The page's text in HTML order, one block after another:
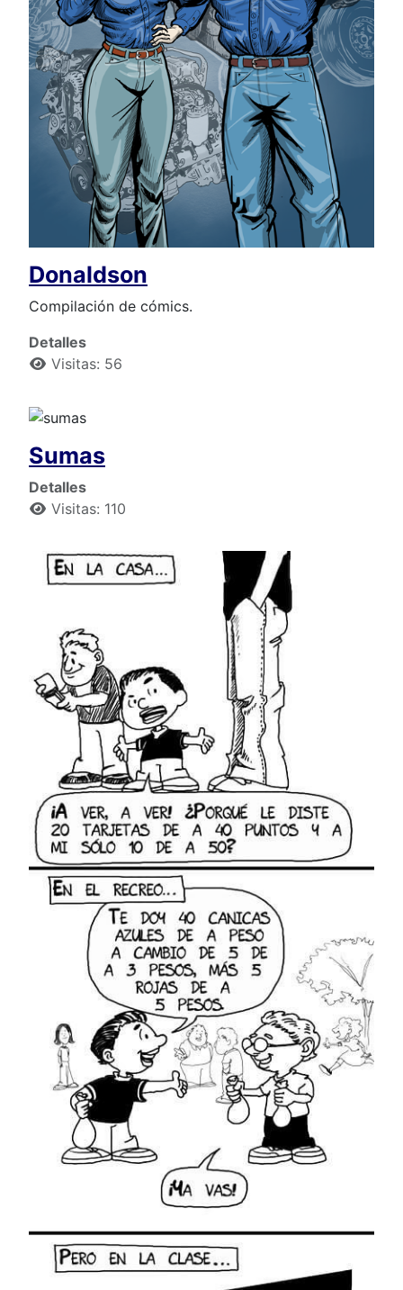
Donaldson
Compilación de cómics.
Detalles
Visitas: 56
Sumas
Detalles
Visitas: 110